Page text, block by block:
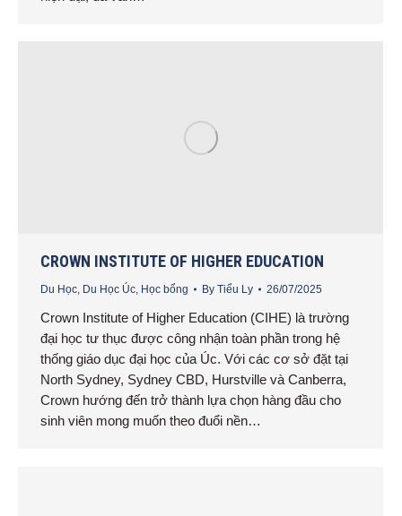
CROWN INSTITUTE OF HIGHER EDUCATION
Du Học Du Học Úc Học bổng By Tiểu Ly 26/07/2025
Crown Institute of Higher Education (CIHE) là trường
đại học tư thục được công nhận toàn phần trong hệ
thống giáo dục đại học của Úc. Với các cơ sở đặt tại
North Sydney, Sydney CBD, Hurstville và Canberra,
Crown hướng đến trở thành lựa chọn hàng đầu cho
sinh viên mong muốn theo đuổi nền…